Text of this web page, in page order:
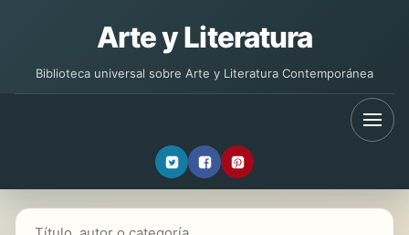
Arte y Literatura
Biblioteca universal sobre Arte y Literatura Contemporánea